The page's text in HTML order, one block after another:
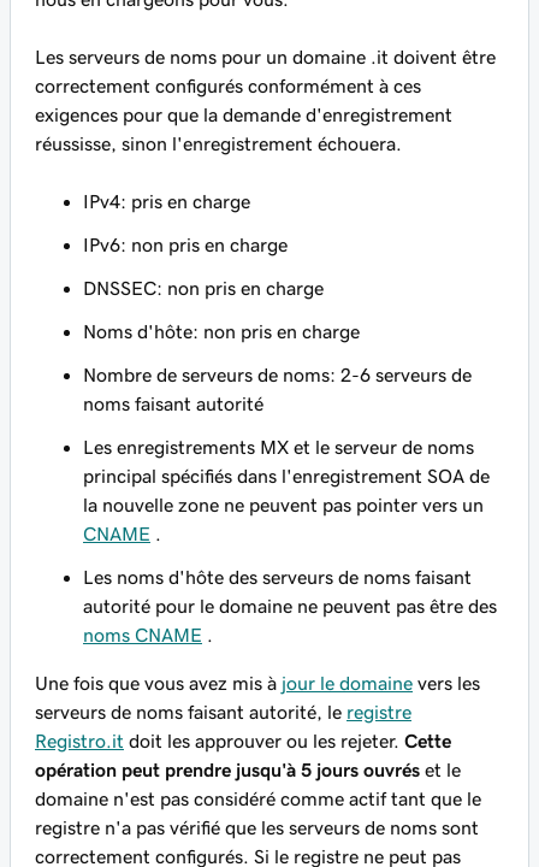
Les serveurs de noms pour un domaine .it doivent être
correctement configurés conformément à ces
exigences pour que la demande d'enregistrement
réussisse, sinon l'enregistrement échouera.
IPv4: pris en charge
IPv6: non pris en charge
DNSSEC: non pris en charge
Noms d'hôte: non pris en charge
Nombre de serveurs de noms: 2-6 serveurs de
noms faisant autorité
Les enregistrements MX et le serveur de noms
principal spécifiés dans l'enregistrement SOA de
la nouvelle zone ne peuvent pas pointer vers un
CNAME
Les noms d'hôte des serveurs de noms faisant
autorité pour le domaine ne peuvent pas être des
noms CNAME
Une fois que vous avez mis à jour le domaine vers les
serveurs de noms faisant autorité, le registre
Registro.it doit les approuver ou les rejeter. Cette
opération peut prendre jusqu'à 5 jours ouvrés et le
domaine n'est pas considéré comme actif tant que le
registre n'a pas vérifié que les serveurs de noms sont
correctement configurés. Si le registre ne peut pas